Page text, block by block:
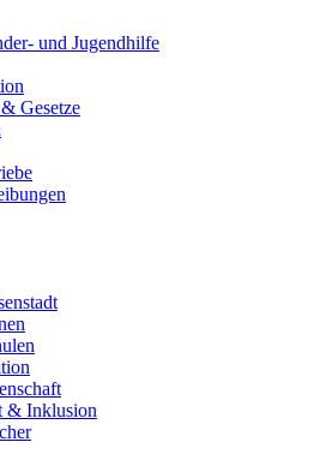
und Jugendhilfe
Gesetze
& Inklusion